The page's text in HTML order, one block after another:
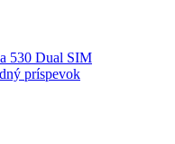
530 Dual SIM
príspevok